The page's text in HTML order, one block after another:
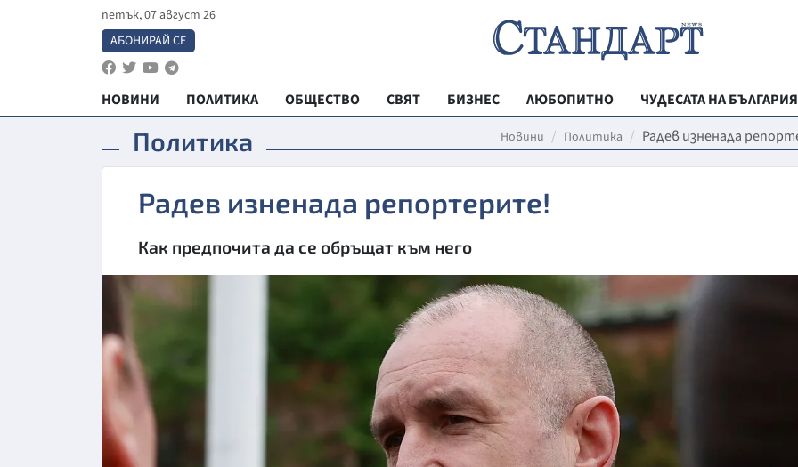
петък, 07 август 26
АБОНИРАЙ СЕ
НОВИНИ ПОЛИТИКА ОБЩЕСТВО СВЯТ БИЗНЕС ЛЮБОПИТНО
ЧУДЕСАТА НА БЪЛГАРИЯ
РЕГИОНАЛНИ
ВЕСТНИК
Политика Новини Политика Радев изненада
Радев изненада репортерите!
Как предпочита да се обръщат към него